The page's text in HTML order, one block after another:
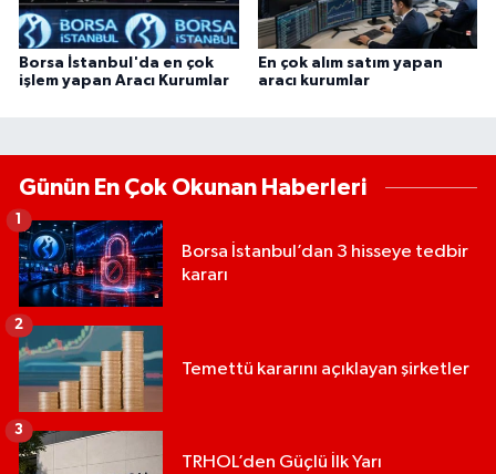
Borsa İstanbul'da en çok
işlem yapan Aracı Kurumlar
En çok alım satım yapan
aracı kurumlar
Günün En Çok Okunan Haberleri
Borsa İstanbul’dan 3 hisseye tedbir
kararı
Temettü kararını açıklayan şirketler
2
TRHOL’den Güçlü İlk Yarı
3